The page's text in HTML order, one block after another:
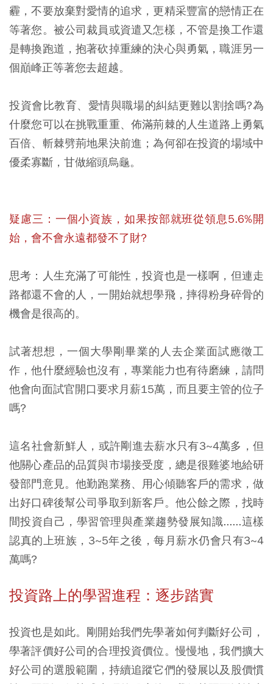
霾，不要放棄對愛情的追求，更精采豐富的戀情正在
等著您。被公司裁員或資遣又怎樣，不管是換工作還
是轉換跑道，抱著砍掉重練的決心與勇氣，職涯另一
個巔峰正等著您去超越。
投資會比教育、愛情與職場的糾結更難以割捨嗎?為
什麼您可以在挑戰重重、佈滿荊棘的人生道路上勇氣
百倍、斬棘劈荊地果決前進；為何卻在投資的場域中
優柔寡斷，甘做縮頭烏龜。
疑慮三：一個小資族，如果按部就班從領息5.6%開
始，會不會永遠都發不了財?
思考：人生充滿了可能性，投資也是一樣啊，但連走
路都還不會的人，一開始就想學飛，摔得粉身碎骨的
機會是很高的。
試著想想，一個大學剛畢業的人去企業面試應徵工
作，他什麼經驗也沒有，專業能力也有待磨練，請問
他會向面試官開口要求月薪15萬，而且要主管的位子
嗎?
這名社會新鮮人，或許剛進去薪水只有3~4萬多，但
他關心產品的品質與市場接受度，總是很雞婆地給研
發部門意見。他勤跑業務、用心傾聽客戶的需求，做
出好口碑後幫公司爭取到新客戶。他公餘之際，找時
間投資自己，學習管理與產業趨勢發展知識......這樣
認真的上班族，3~5年之後，每月薪水仍會只有3~4
萬嗎?
投資路上的學習進程：逐步踏實
投資也是如此。剛開始我們先學著如何判斷好公司，
學著評價好公司的合理投資價位。慢慢地，我們擴大
好公司的選股範圍，持續追蹤它們的發展以及股價慣